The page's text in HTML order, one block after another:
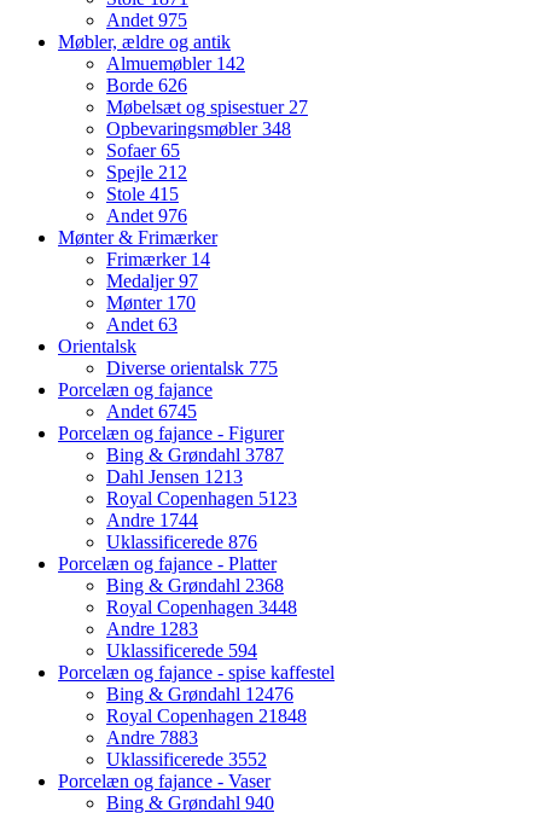
Andet975
Møbler, ældre og antik
Almuemøbler 142
Borde 626
Møbelsæt og spisestuer27
Opbevaringsmøbler348
Sofaer65
Spejle 212
Stole 415
Andet976
Mønter & Frimærker
Frimærker 14
Medaljer97
Mønter 170
Andet63
Orientalsk
Diverse orientalsk 775
Porcelæn og fajance
Andet6745
Porcelæn og fajance - Figurer
Bing & Grøndahl 3787
Dahl Jensen 1213
Royal Copenhagen 5123
Andre 1744
Uklassificerede 876
Porcelæn og fajance - Platter
Bing & Grøndahl 2368
Royal Copenhagen 3448
Andre 1283
Uklassificerede 594
Porcelæn og fajance - spise kaffestel
Bing & Grøndahl 12476
Royal Copenhagen 21848
Andre 7883
Uklassificerede 3552
Porcelæn og fajance - Vaser
Bing & Grøndahl 940